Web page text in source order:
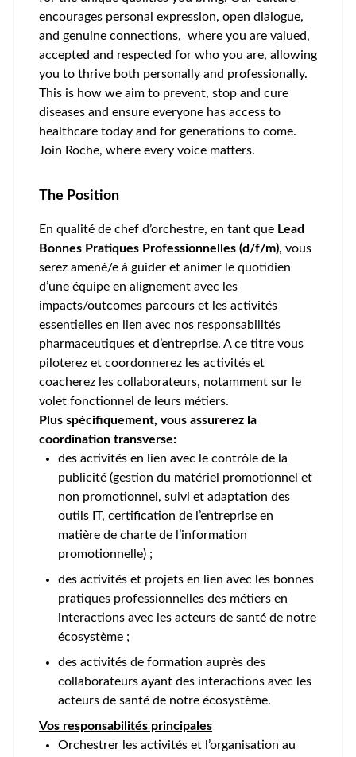
encourages personal expression, open dialogue,
and genuine connections, where you are valued,
accepted and respected for who you are, allowing
you to thrive both personally and professionally.
This is how we aim to prevent, stop and cure
diseases and ensure everyone has access to
healthcare today and for generations to come.
Join Roche, where every voice matters.
The Position
En qualité de chef d’orchestre, en tant que Lead
Bonnes Pratiques Professionnelles (d/f/m), vous
serez amené/e à guider et animer le quotidien
d’une équipe en alignement avec les
impacts/outcomes parcours et les activités
essentielles en lien avec nos responsabilités
pharmaceutiques et d’entreprise. A ce titre vous
piloterez et coordonnerez les activités et
coacherez les collaborateurs, notamment sur le
volet fonctionnel de leurs métiers.
Plus spécifiquement, vous assurerez la
coordination transverse:
des activités en lien avec le contrôle de la
publicité (gestion du matériel promotionnel et
non promotionnel, suivi et adaptation des
outils IT, certification de l’entreprise en
matière de charte de l’information
promotionnelle) ;
des activités et projets en lien avec les bonnes
pratiques professionnelles des métiers en
interactions avec les acteurs de santé de notre
écosystème ;
des activités de formation auprès des
collaborateurs ayant des interactions avec les
acteurs de santé de notre écosystème.
Vos responsabilités principales
Orchestrer les activités et l’organisation au